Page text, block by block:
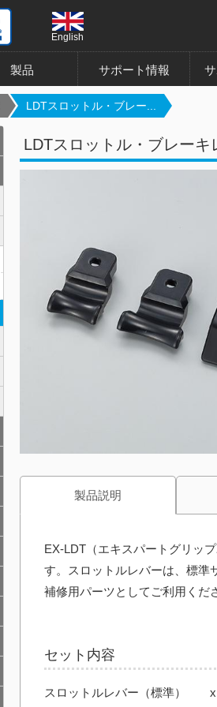
English
製品 サポート情報
LDTスロットル・ブレー...
LDTスロットル・ブレーキ
製品説明
EX-LDT（エキスパートグリッ
す。スロットルレバーは、標準
補修用パーツとしてご利用くだ
セット内容
スロットルレバー（標準）